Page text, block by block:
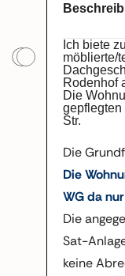
Ich biete
möblierte/
Rodenhof
Die
Str.
Die
Die
WG da
Die
Sat-
keine